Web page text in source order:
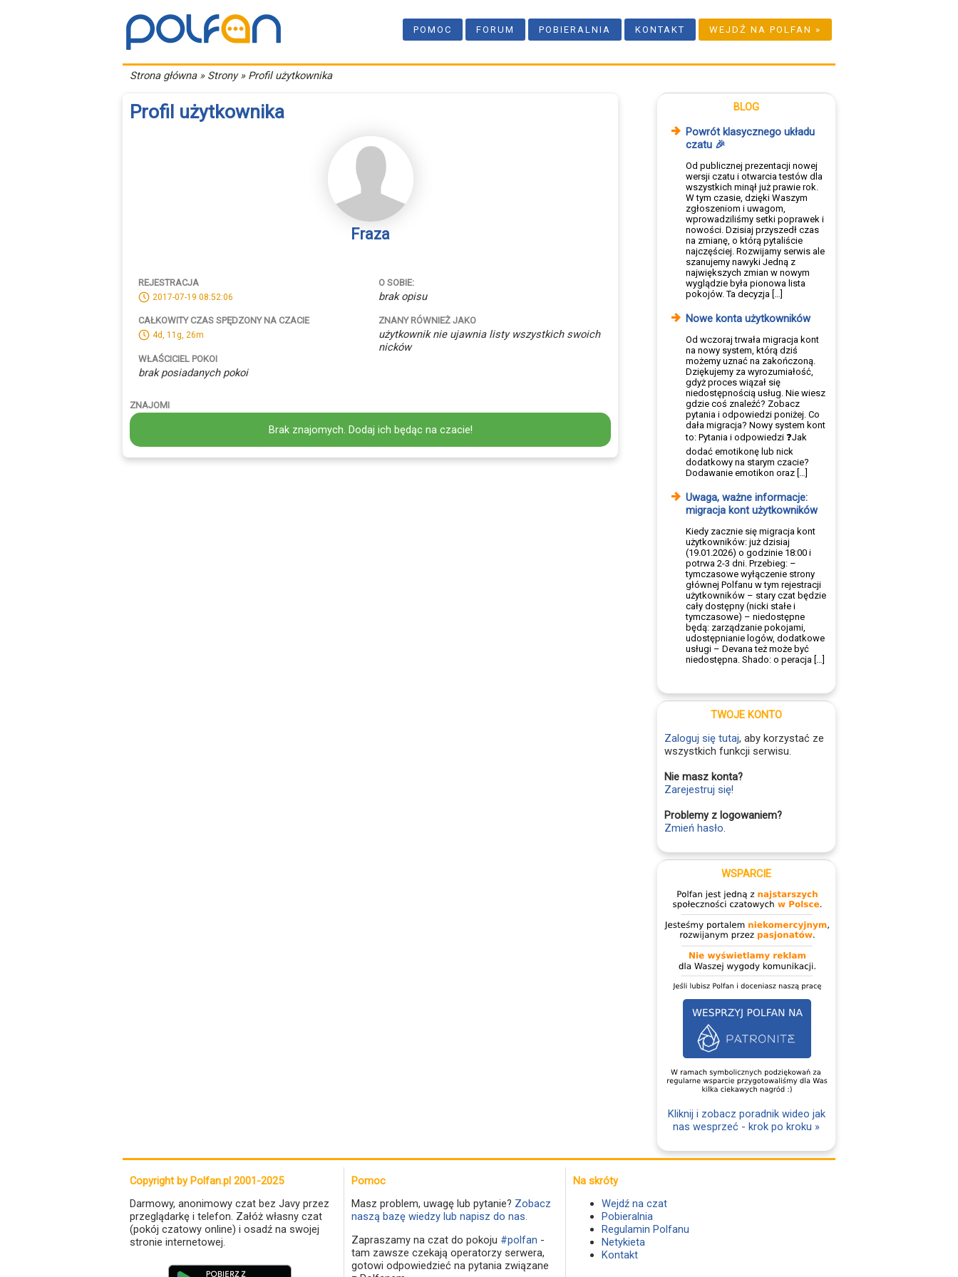
POMOC FORUM POBIERALNIA KONTAKT WEJDŹ NA POLFAN »
Strona główna» Strony » Profil użytkownika
Profil użytkownika
Fraza
REJESTRACJA
2017-07-19 08:52:06
CAŁKOWITY CZAS SPĘDZONY NA CZACIE
4d, 11g, 26m
WŁAŚCICIEL POKOI
brak posiadanych pokoi
O SOBIE:
brak opisu
ZNANY RÓWNIEŻ JAKO
użytkownik nie ujawnia listy wszystkich swoich
nicków
ZNAJOMI
Brak znajomych. Dodaj ich będąc na czacie!
BLOG
Powrót klasycznego układu
czatu 🎉
Od publicznej prezentacji nowej
wersji czatu i otwarcia testów dla
wszystkich minął już prawie rok.
W tym czasie, dzięki Waszym
zgłoszeniom i uwagom,
wprowadziliśmy setki poprawek i
nowości. Dzisiaj przyszedł czas
na zmianę, o którą pytaliście
najczęściej. Rozwijamy serwis ale
szanujemy nawyki Jedną z
największych zmian w nowym
wyglądzie była pionowa lista
pokojów. Ta decyzja […]
Nowe konta użytkowników
Od wczoraj trwała migracja kont
na nowy system, którą dziś
możemy uznać na zakończoną.
Dziękujemy za wyrozumiałość,
gdyż proces wiązał się
niedostępnością usług. Nie wiesz
gdzie coś znaleźć? Zobacz
pytania i odpowiedzi poniżej. Co
dała migracja? Nowy system kont
to: Pytania i odpowiedzi ❓Jak
dodać emotikonę lub nick
dodatkowy na starym czacie?
Dodawanie emotikon oraz […]
Uwaga, ważne informacje:
migracja kont użytkowników
Kiedy zacznie się migracja kont
użytkowników: już dzisiaj
(19.01.2026) o godzinie 18:00 i
potrwa 2-3 dni. Przebieg: –
tymczasowe wyłączenie strony
głównej Polfanu w tym rejestracji
użytkowników – stary czat będzie
cały dostępny (nicki stałe i
tymczasowe) – niedostępne
będą: zarządzanie pokojami,
udostępnianie logów, dodatkowe
usługi – Devana też może być
niedostępna. Shado: o peracja […]
TWOJE KONTO
Zaloguj się tutaj, aby korzystać ze
wszystkich funkcji serwisu.
Nie masz konta?
Zarejestruj się!
Problemy z logowaniem?
Zmień hasło.
WSPARCIE
Kliknij i zobacz poradnik wideo jak
nas wesprzeć - krok po kroku »
Copyright by Polfan.pl 2001-2025
Darmowy, anonimowy czat bez Javy przez
przeglądarkę i telefon. Załóż własny czat
(pokój czatowy online) i osadź na swojej
stronie internetowej.
Pomoc
Masz problem, uwagę lub pytanie? Zobacz
naszą bazę wiedzy lub napisz do nas.
Zapraszamy na czat do pokoju #polfan -
tam zawsze czekają operatorzy serwera,
gotowi odpowiedzieć na pytania związane
Na skróty
Wejdź na czat
Pobieralnia
Regulamin Polfanu
Netykieta
Kontakt